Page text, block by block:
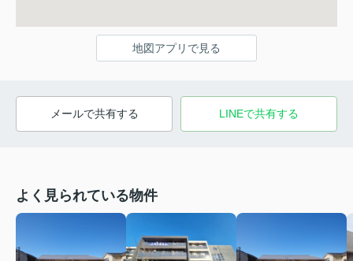
地図アプリで見る
メールで共有する LINEで共有する
よく見られている物件